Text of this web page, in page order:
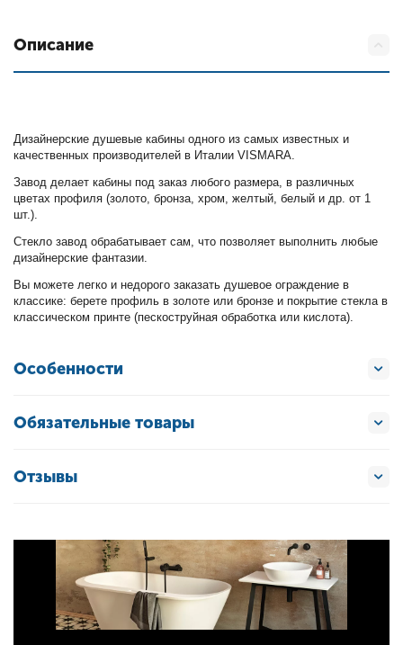
Описание
Дизайнерские душевые кабины одного из самых известных и
качественных производителей в Италии VISMARA.
Завод делает кабины под заказ любого размера, в различных
цветах профиля (золото, бронза, хром, желтый, белый и др. от 1
шт.).
Стекло завод обрабатывает сам, что позволяет выполнить любые
дизайнерские фантазии.
Вы можете легко и недорого заказать душевое ограждение в
классике: берете профиль в золоте или бронзе и покрытие стекла в
классическом принте (пескоструйная обработка или кислота).
Особенности
Обязательные товары
Отзывы